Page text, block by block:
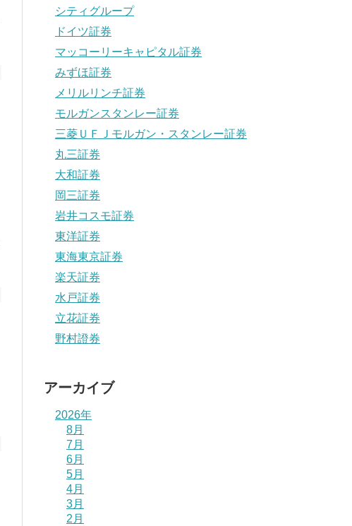
シティグループ
ドイツ証券
マッコーリーキャピタル証券
みずほ証券
メリルリンチ証券
モルガンスタンレー証券
三菱ＵＦＪモルガン・スタンレー証券
丸三証券
大和証券
岡三証券
岩井コスモ証券
東洋証券
東海東京証券
楽天証券
水戸証券
立花証券
野村證券
アーカイブ
2026年
8月
7月
6月
5月
4月
3月
2月